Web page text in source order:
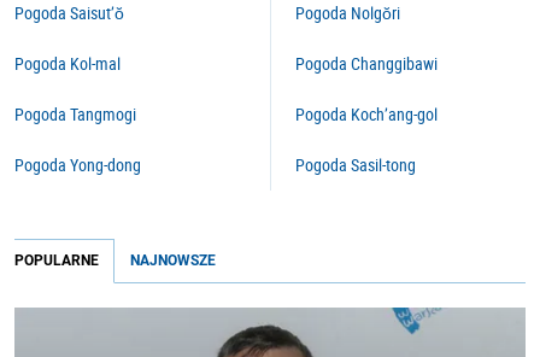
Pogoda Saisut’ŏ
Pogoda Kol-mal
Pogoda Tangmogi
Pogoda Yong-dong
Pogoda Nolgŏri
Pogoda Changgibawi
Pogoda Koch’ang-gol
Pogoda Sasil-tong
POPULARNE NAJNOWSZE